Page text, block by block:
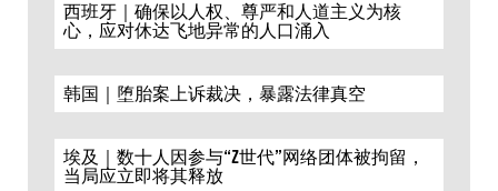
西班牙｜确保以人权、尊严和人道主义为核
心，应对休达飞地异常的人口涌入
韩国｜堕胎案上诉裁决，暴露法律真空
埃及｜数十人因参与“Z世代”网络团体被拘留，
当局应立即将其释放